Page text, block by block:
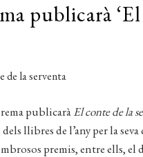
publicarà
publicaràEl conte de la
llibres de l’any per la
premis, entre ells, el